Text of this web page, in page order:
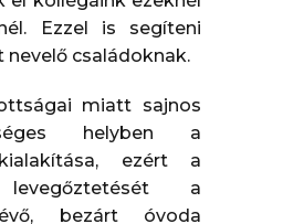
Ezzel is segíteni
nevelő családoknak.
miatt sajnos
helyben a
ezért a
levegőztetését a
bezárt óvoda